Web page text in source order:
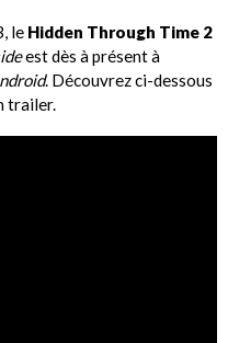
le Hidden Through Time 2
est dès à présent à
. Découvrez ci-dessous
trailer.